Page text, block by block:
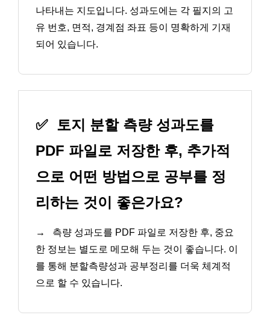
나타내는 지도입니다. 성과도에는 각 필지의 고
유 번호, 면적, 경계점 좌표 등이 명확하게 기재
되어 있습니다.
✅ 토지 분할 측량 성과도를
PDF 파일로 저장한 후, 추가적
으로 어떤 방법으로 공부를 정
리하는 것이 좋은가요?
→
측량 성과도를 PDF 파일로 저장한 후, 중요
한 정보는 별도로 메모해 두는 것이 좋습니다. 이
를 통해 분할측량성과 공부정리를 더욱 체계적
으로 할 수 있습니다.